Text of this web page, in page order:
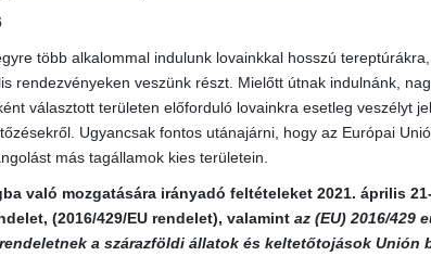
több alkalommal indulunk lovainkkal hosszú
rendezvényeken veszünk részt. Mielőtt útnak indulnánk,
választott területen előforduló lovainkra esetleg veszélyt
Ugyancsak fontos utánajárni, hogy az Európai
más tagállamok kies területein.
való mozgatására irányadó feltételeket 2021. április
, (2016/429/EU rendelet), valamint az (EU) 2016/429
a szárazföldi állatok és keltetőtojások Unión